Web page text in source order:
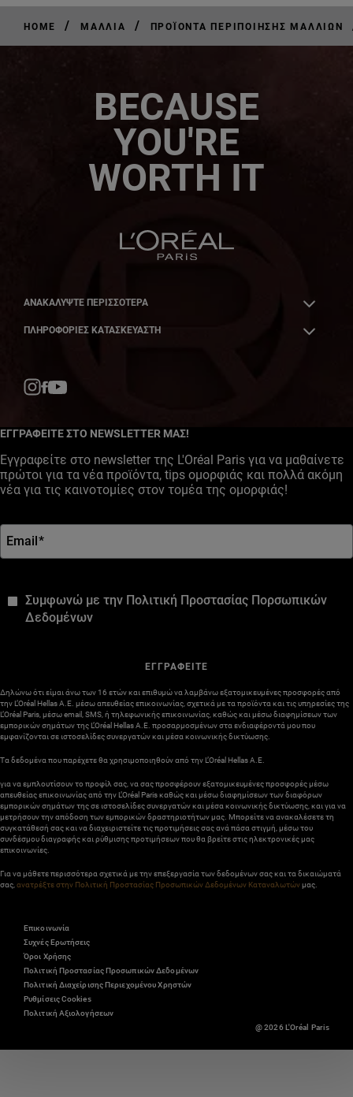
HOME / ΜΑΛΛΙΆ / ΠΡΟΪΌΝΤΑ ΠΕΡΙΠΟΊΗΣΗΣ ΜΑΛΛΙΏΝ
BECAUSE
YOU'RE
WORTH IT
ΑΝΑΚΑΛΎΨΤΕ ΠΕΡΙΣΣΌΤΕΡΑ
ΠΛΗΡΟΦΟΡΙΕΣ ΚΑΤΑΣΚΕΥΑΣΤΗ
ΕΓΓΡΑΦΕΙΤΕ ΣΤΟ NEWSLETTER ΜΑΣ!
Εγγραφείτε στο newsletter της L'Oréal Paris για να μαθαίνετε
πρώτοι για τα νέα προϊόντα, tips ομορφιάς και πολλά ακόμη
νέα για τις καινοτομίες στον τομέα της ομορφιάς!
Email *
Συμφωνώ με την Πολιτική Προστασίας Πορσωπικών
Δεδομένων
ΕΓΓΡΑΦΕΙΤΕ
Δηλώνω ότι είμαι άνω των 16 ετών και επιθυμώ να λαμβάνω εξατομικευμένες προσφορές από
την L’Oréal Hellas A.E. μέσω απευθείας επικοινωνίας, σχετικά με τα προϊόντα και τις υπηρεσίες της
L’Oréal Paris, μέσω email, SMS, ή τηλεφωνικής επικοινωνίας, καθώς και μέσω διαφημίσεων των
εμπορικών σημάτων της L’Oréal Hellas A.E. προσαρμοσμένων στα ενδιαφέροντά μου που
εμφανίζονται σε ιστοσελίδες συνεργατών και μέσα κοινωνικής δικτύωσης.
Τα δεδομένα που παρέχετε θα χρησιμοποιηθούν από την L’Oréal Hellas A.E.
για να εμπλουτίσουν το προφίλ σας, να σας προσφέρουν εξατομικευμένες προσφορές μέσω
απευθείας επικοινωνίας από την L’Oréal Paris καθώς και μέσω διαφημίσεων των διαφόρων
εμπορικών σημάτων της σε ιστοσελίδες συνεργατών και μέσα κοινωνικής δικτύωσης, και για να
μετρήσουν την απόδοση των εμπορικών δραστηριοτήτων μας. Μπορείτε να ανακαλέσετε τη
συγκατάθεσή σας και να διαχειριστείτε τις προτιμήσεις σας ανά πάσα στιγμή, μέσω του
συνδέσμου διαγραφής και ρύθμισης προτιμήσεων που θα βρείτε στις ηλεκτρονικές μας
επικοινωνίες.
Για να μάθετε περισσότερα σχετικά με την επεξεργασία των δεδομένων σας και τα δικαιώματά
σας,ανατρέξτε στην Πολιτική Προστασίας Προσωπικών Δεδομένων Καταναλωτώνμας.
Επικοινωνία
Συχνές Ερωτήσεις
Όροι Χρήσης
Πολιτική Προστασίας Προσωπικών Δεδομένων
Πολιτική Διαχείρισης Περιεχομένου Χρηστών
Ρυθμίσεις Cookies
Πολιτική Αξιολογήσεων
@ 2026 L'Oréal Paris